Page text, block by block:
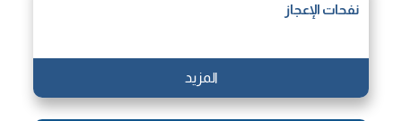
نفحات الإعجاز
المزيد